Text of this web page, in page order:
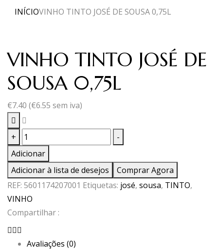
INÍCIOVINHO TINTO JOSÉ DE SOUSA 0,75L
VINHO TINTO JOSÉ DE
SOUSA 0,75L
€7.40 (€6.55 sem iva)
+
Quantidade
de
VINHO
TINTO
JOSÉ
DE
SOUSA
-
Adicionar
Adicionar à lista de desejos
Comprar Agora
REF: 5601174207001 Etiquetas: josé, sousa, TINTO,
VINHO
Compartilhar :
Avaliações (0)